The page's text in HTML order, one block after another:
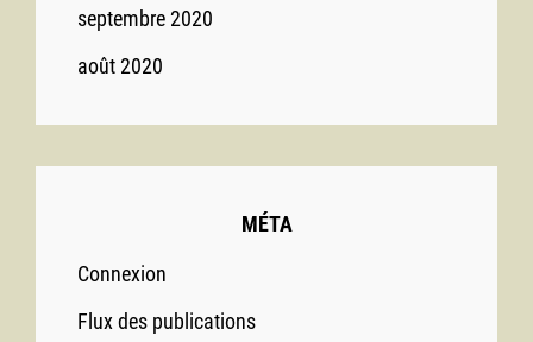
septembre 2020
août 2020
MÉTA
Connexion
Flux des publications